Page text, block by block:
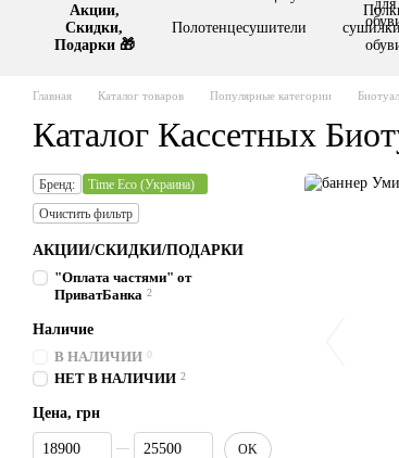
Акции,
Скидки,
Подарки 🎁
Полотенцесушители
Главная Каталог товаров Популярные категории
Каталог Кассетных
Бренд:
Time Eco (Украина)
Очистить фильтр
АКЦИИ/СКИДКИ/ПОДАРКИ
"Оплата частями" от
ПриватБанка 2
Наличие
В НАЛИЧИИ 0
НЕТ В НАЛИЧИИ 2
Цена, грн
От Цена, грн
До Цена, грн
OK